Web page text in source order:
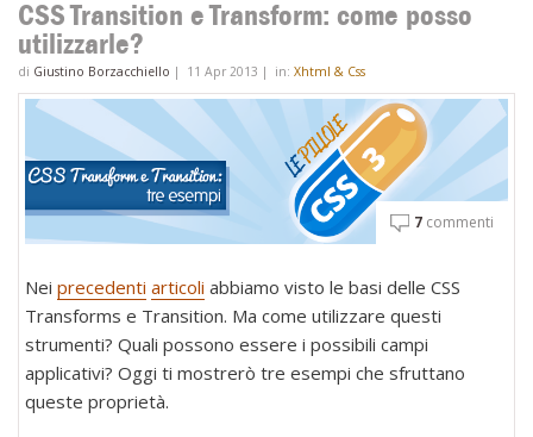
CSS Transition e Transform: come posso
utilizzarle?
di Giustino Borzacchiello | 11 Apr 2013 | in: Xhtml & Css
7 commenti
Nei precedenti articoli abbiamo visto le basi delle CSS
Transforms e Transition. Ma come utilizzare questi
strumenti? Quali possono essere i possibili campi
applicativi? Oggi ti mostrerò tre esempi che sfruttano
queste proprietà.